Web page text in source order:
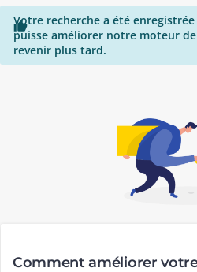

Votre recherche a été
puisse améliorer notre moteur
revenir plus tard.
Comment améliorer